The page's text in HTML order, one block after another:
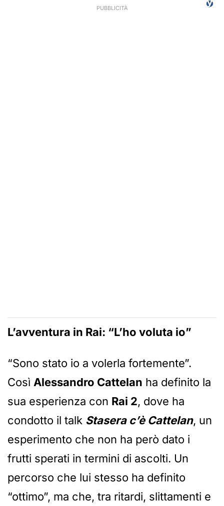
L’avventura in Rai: “L’ho voluta io”
“Sono stato io a volerla fortemente”.
Così Alessandro Cattelan ha definito la
sua esperienza con Rai 2, dove ha
condotto il talk Stasera c’è Cattelan, un
esperimento che non ha però dato i
frutti sperati in termini di ascolti. Un
percorso che lui stesso ha definito
“ottimo”, ma che, tra ritardi, slittamenti e